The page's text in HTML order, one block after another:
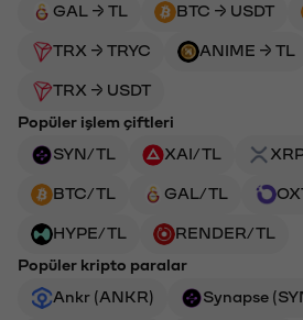
GAL → TL BTC → USDT
TRX → TRYC ANIME → TL
TRX → USDT
Popüler işlem çiftleri
SYN/TL
XAI/TL
BTC/TL GAL/TL
HYPE/TL
RENDER/TL
Popüler kripto paralar
Ankr (ANKR)
Synapse